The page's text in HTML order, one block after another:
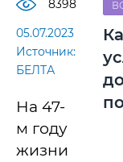
8398
05.07.2023
Источник:
БЕЛТА
На 47-
м году
жизни